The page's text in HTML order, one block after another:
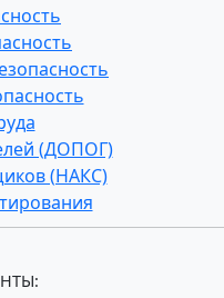
(ДОПОГ)
(НАКС)